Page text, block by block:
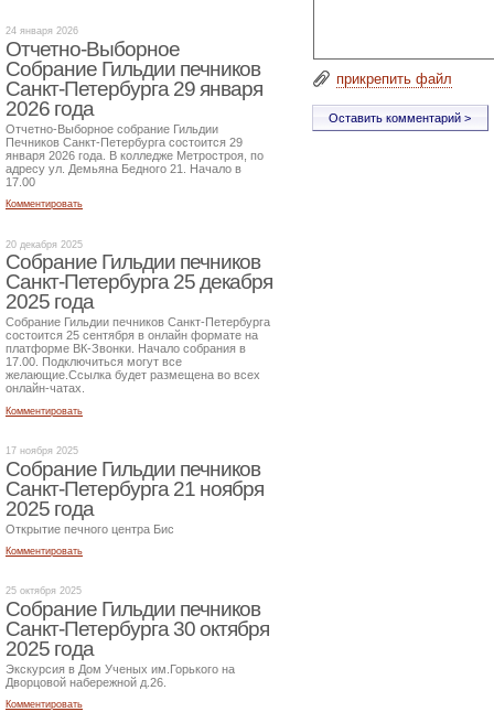
прикрепить файл
24 января 2026
Отчетно-Выборное
Собрание Гильдии печников
Санкт-Петербурга 29 января
2026 года
Отчетно-Выборное собрание Гильдии
Печников Санкт-Петербурга состоится 29
января 2026 года. В колледже Метростроя, по
адресу ул. Демьяна Бедного 21. Начало в
17.00
Комментировать
20 декабря 2025
Собрание Гильдии печников
Санкт-Петербурга 25 декабря
2025 года
Собрание Гильдии печников Санкт-Петербурга
состоится 25 сентября в онлайн формате на
платформе ВК-Звонки. Начало собрания в
17.00. Подключиться могут все
желающие.Ссылка будет размещена во всех
онлайн-чатах.
Комментировать
17 ноября 2025
Собрание Гильдии печников
Санкт-Петербурга 21 ноября
2025 года
Открытие печного центра Бис
Комментировать
25 октября 2025
Собрание Гильдии печников
Санкт-Петербурга 30 октября
2025 года
Экскурсия в Дом Ученых им.Горького на
Дворцовой набережной д.26.
Комментировать